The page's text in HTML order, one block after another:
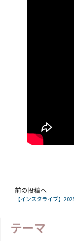
前の投稿へ
テーマ